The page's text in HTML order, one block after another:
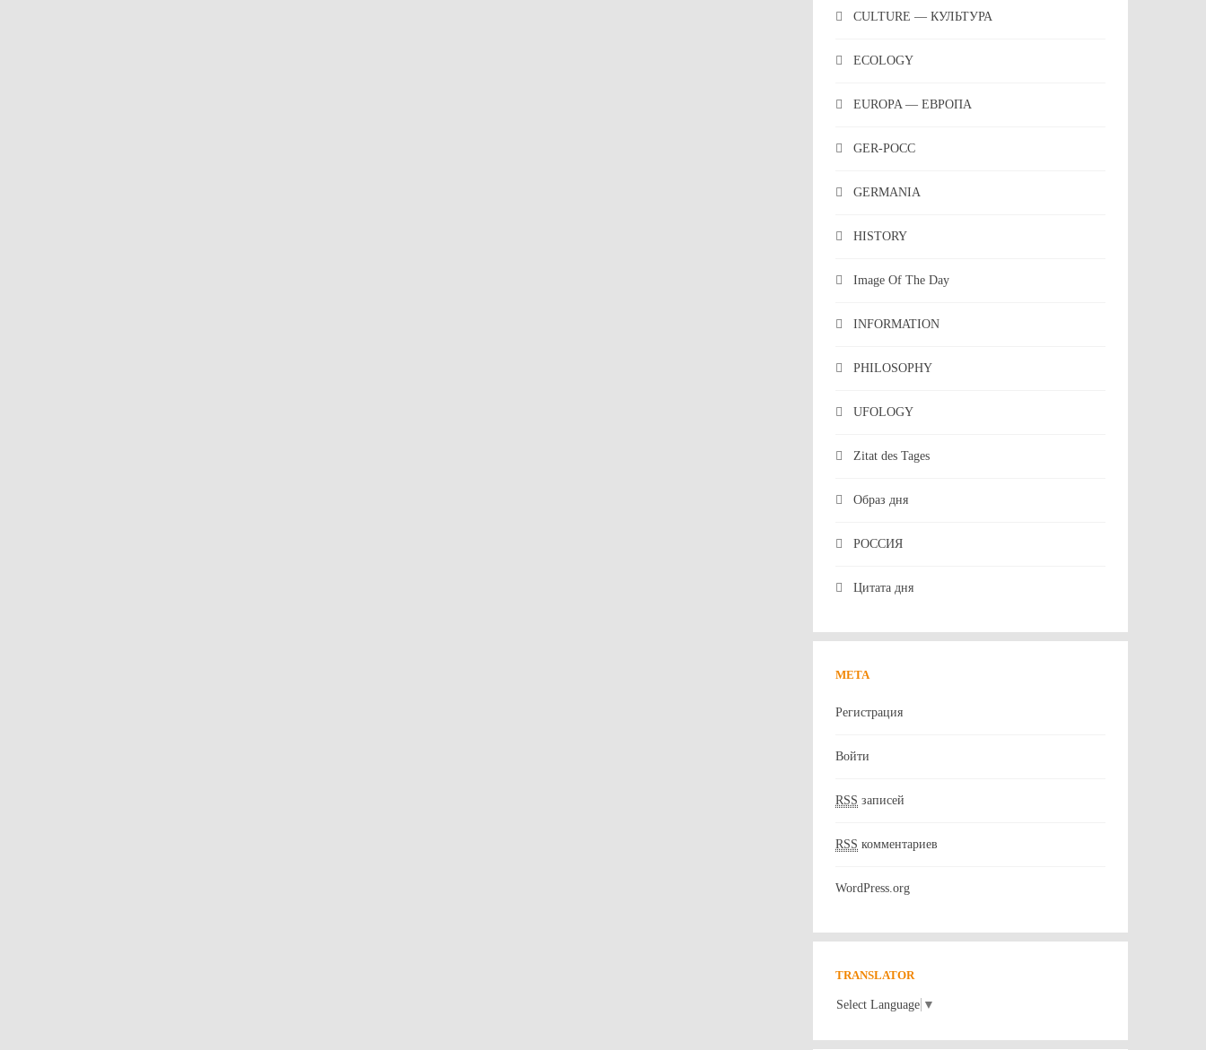
CULTURE — КУЛЬТУРА
ECOLOGY
EUROPA — ЕВРОПА
GER-POCC
GERMANIA
HISTORY
Image Of The Day
INFORMATION
PHILOSOPHY
UFOLOGY
Zitat des Tages
Образ дня
РОССИЯ
Цитата дня
МЕТА
Регистрация
Войти
RSS записей
RSS комментариев
WordPress.org
TRANSLATOR
Select Language ▼